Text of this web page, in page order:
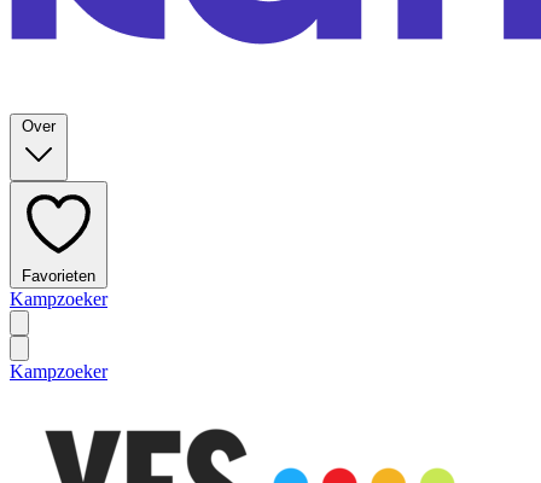
Over
Favorieten
Kampzoeker
Kampzoeker